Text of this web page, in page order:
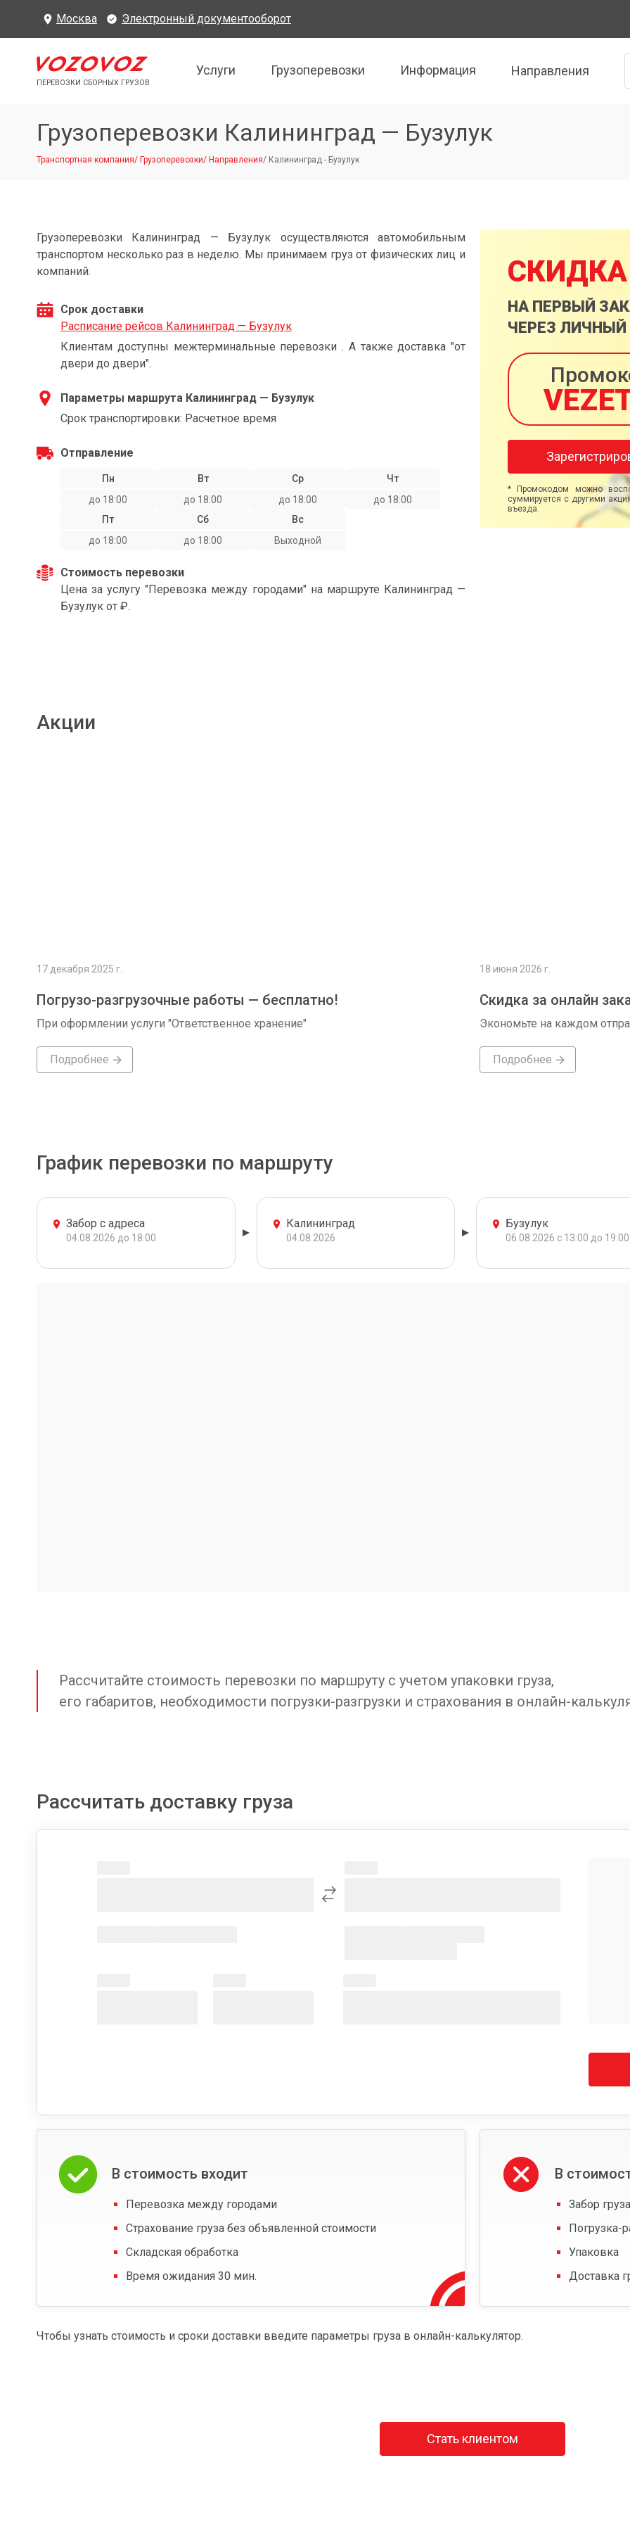
Москва Электронный документооборот
ПЕРЕВОЗКИ СБОРНЫХ ГРУЗОВ
Услуги Грузоперевозки Информация Направления
Грузоперевозки Калининград — Бузулук
Транспортная компания/ Грузоперевозки/ Направления/ Калининград - Бузулук
Грузоперевозки Калининград — Бузулук осуществляются автомобильным
транспортом несколько раз в неделю. Мы принимаем груз от физических лиц и
компаний.
Срок доставки
Расписание рейсов Калининград — Бузулук
Клиентам доступны межтерминальные перевозки . А также доставка "от
двери до двери".
Параметры маршрута Калининград — Бузулук
Срок транспортировки: Расчетное время
Отправление
Пн
до 18:00
Вт
до 18:00
Ср
до 18:00
Чт
до 18:00
Пт
до 18:00
Сб
до 18:00
Вс
Выходной
Стоимость перевозки
Цена за услугу "Перевозка между городами" на маршруте Калининград —
Бузулук от ₽.
СКИДКА
НА ПЕРВЫЙ
ЧЕРЕЗ ЛИЧНЫЙ
* Промокодом можно
суммируется с другими
въезда.
Акции
17 декабря 2025 г.
Погрузо-разгрузочные работы — бесплатно!
При оформлении услуги "Ответственное хранение"
Подробнее
18 июня 2026 г.
Скидка за онлайн
Экономьте на каждом
Подробнее
График перевозки по маршруту
Забор с адреса
04.08.2026 до 18:00
Калининград
04.08.2026
Бузулук
06.08.2026 с 13:00 до 19:00
Рассчитайте стоимость перевозки по маршруту с учетом упаковки груза,
его габаритов, необходимости погрузки-разгрузки и страхования в онлайн-
Рассчитать доставку груза
В стоимость входит
Перевозка между городами
Страхование груза без объявленной стоимости
Складская обработка
Время ожидания 30 мин.
В
Забор
Погрузка-
Упаковка
Доставка
Чтобы узнать стоимость и сроки доставки введите параметры груза в онлайн-калькулятор.
Стать клиентом